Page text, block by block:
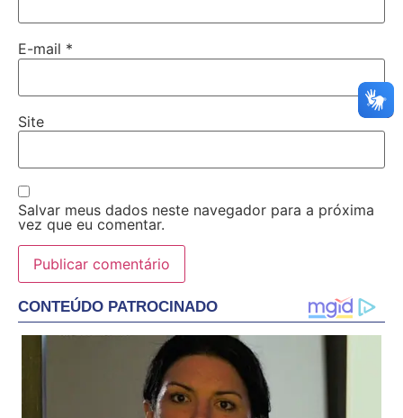
E-mail *
Site
Salvar meus dados neste navegador para a próxima
vez que eu comentar.